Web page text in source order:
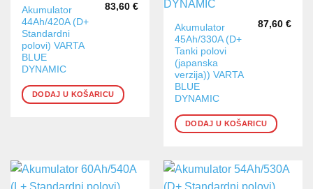
Akumulator
44Ah/420A (D+
Standardni
polovi) VARTA
BLUE
DYNAMIC
83,60 €
DODAJ U KOŠARICU
Akumulator
45Ah/330A (D+
Tanki polovi
(japanska
verzija)) VARTA
BLUE
DYNAMIC
87,60 €
DODAJ U KOŠARICU